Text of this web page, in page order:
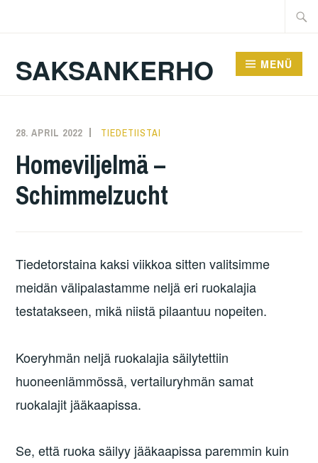
Suche
SAKSANKERHO MENÜ
28. APRIL 2022 KAREN
TIEDETIISTAI
Homeviljelmä –
Schimmelzucht
Tiedetorstaina kaksi viikkoa sitten valitsimme
meidän välipalastamme neljä eri ruokalajia
testatakseen, mikä niistä pilaantuu nopeiten.
Koeryhmän neljä ruokalajia säilytettiin
huoneenlämmössä, vertailuryhmän samat
ruokalajit jääkaapissa.
Se, että ruoka säilyy jääkaapissa paremmin kuin